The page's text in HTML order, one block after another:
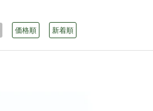
価格順 新着順